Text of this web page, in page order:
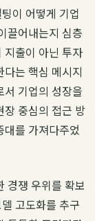
이 어떻게 기업
끌어내는지 심층
지출이 아닌 투자
는 핵심 메시지
서 기업의 성장을
장 중심의 접근 방
대를 가져다주었
경쟁 우위를 확보
고도화를 추구